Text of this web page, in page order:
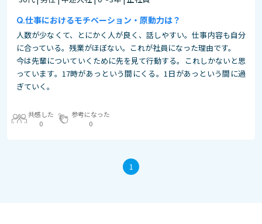
仕事におけるモチベーション・原動力は？
人数が少なくて、とにかく人が良く、話しやすい。仕事内容も自分
に合っている。残業がほぼない。これが社員になった理由です。
今は先輩についていくために先を見て行動する。これしかないと思
っています。17時があっという間にくる。1日があっという間に過
ぎていく。
共感した
0
参考になった
0
1